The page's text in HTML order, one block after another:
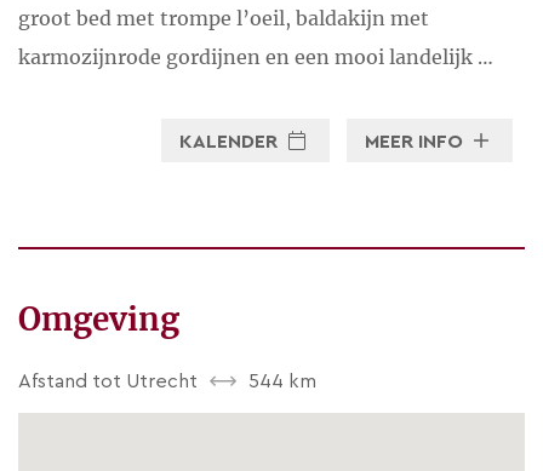
groot bed met trompe l’oeil, baldakijn met
karmozijnrode gordijnen en een mooi landelijk …
KALENDER MEER INFO
Omgeving
Afstand tot Utrecht 544 km